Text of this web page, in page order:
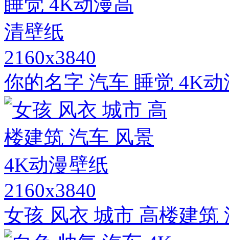
2160x3840
你的名字 汽车 睡觉 4K
2160x3840
女孩 风衣 城市 高楼建筑